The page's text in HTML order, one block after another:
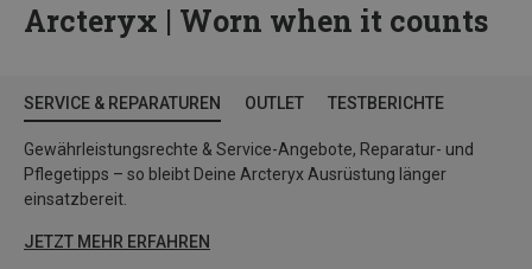
Arcteryx | Worn when it counts
SERVICE & REPARATUREN OUTLET TESTBERICHTE
Gewährleistungsrechte & Service-Angebote, Reparatur- und
Pflegetipps – so bleibt Deine Arcteryx Ausrüstung länger
einsatzbereit.
JETZT MEHR ERFAHREN